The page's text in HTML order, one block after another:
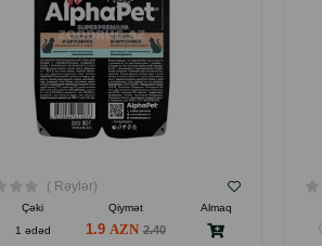
( Rəylər)
Çəki Qiymət
Almaq
1 ədəd
1.9 2.40